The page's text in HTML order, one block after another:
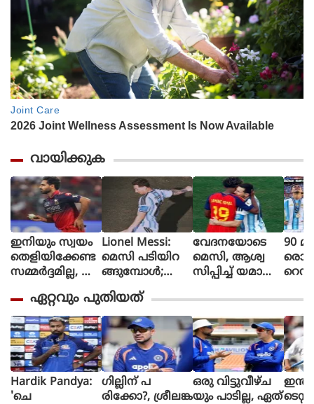
വായിക്കുക
ഇനിയും സ്വയം
തെളിയിക്കേണ്ട
സമ്മർദ്ദമില്ല, അ
ഭിച്ചാൽ സ
ന്തോഷം അത്ര
മാത്രം : ഭുവ
നേശ്വർ കുമാർ
Lionel Messi:
മെസി പടിയിറ
ങ്ങുമ്പോൾ;
വീണ്ടും
സാക്ഷിയായി
മെറ്റ്‌ലൈഫ്
വേദനയോടെ
മെസി, ആശ്വ
സിപ്പിച്ച് യമാൽ
90
രൊറ്റ
ളി
ൻ്റീന,
ഏറ്റവും പുതിയത്
Hardik Pandya:
'ചെ
ഗില്ലിന് പ
രിക്കോ?, ശ്രീലങ്ക
ഒരു വിട്ടുവീഴ്ച
യും പാടില്ല, ഏത്